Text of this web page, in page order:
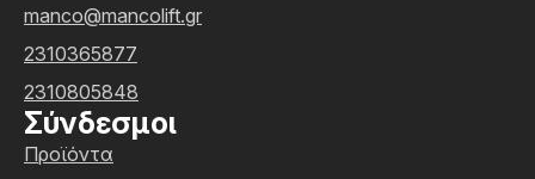
manco@mancolift.gr
2310365877
2310805848
Σύνδεσμοι
Προϊόντα